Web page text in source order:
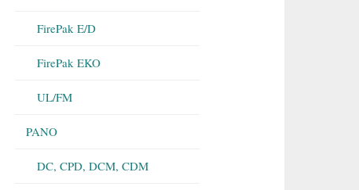
FirePak E/D
FirePak EKO
UL/FM
PANO
DC, CPD, DCM, CDM